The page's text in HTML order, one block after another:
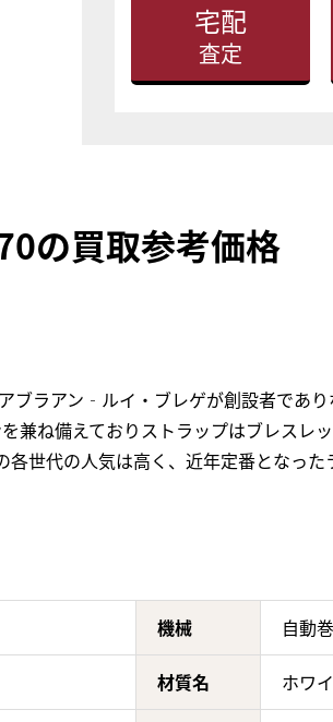
宅配
査定
の買取参考価格
ブラアン‐ルイ・ブレゲが創設者であ
兼ね備えておりストラップはブレスレ
世代の人気は高く、近年定番となっ
機械 自動
材質名 ホワ